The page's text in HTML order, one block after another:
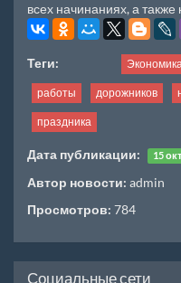
всех начинаниях, а
Теги: Экономика
работы дорожников
праздника
Дата публикации: 15
Автор новости: admin
Просмотров: 784
Социальные сети